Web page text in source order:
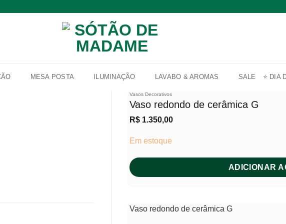
MESA POSTA ILUMINAÇÃO LAVABO & AROMAS SALE ⭐ DIA
Vasos Decorativos
Vaso redondo de cerâmica G
R$ 1.350,00
Em estoque
ADICIONAR
Vaso redondo de cerâmica G